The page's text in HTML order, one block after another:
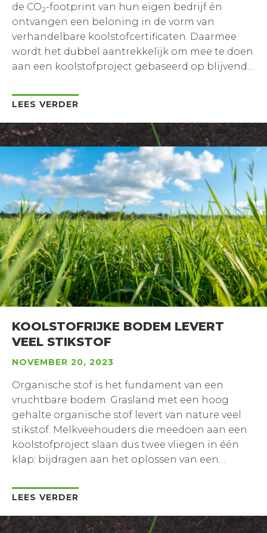
de CO2-footprint van hun eigen bedrijf én
ontvangen een beloning in de vorm van
verhandelbare koolstofcertificaten. Daarmee
wordt het dubbel aantrekkelijk om mee te doen
aan een koolstofproject gebaseerd op blijvend
LEES VERDER
KOOLSTOFRIJKE BODEM LEVERT
VEEL STIKSTOF
NOVEMBER 20, 2023
Organische stof is het fundament van een
vruchtbare bodem. Grasland met een hoog
gehalte organische stof levert van nature veel
stikstof. Melkveehouders die meedoen aan een
koolstofproject slaan dus twee vliegen in één
klap: bijdragen aan het oplossen van een
bodemvruchtbaarheid verbeteren.
LEES VERDER